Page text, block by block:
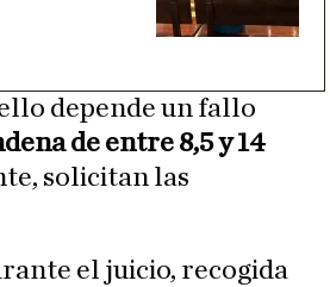
depende un fallo
de entre 8,5 y 14
solicitan las
el juicio, recogida